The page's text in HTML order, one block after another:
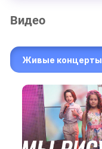
Видео
Живые концерты